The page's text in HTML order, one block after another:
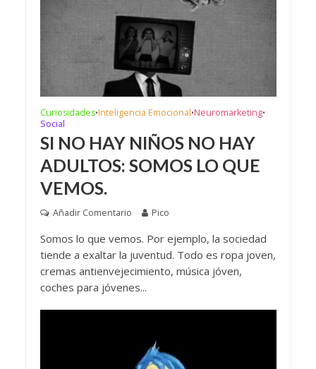
Curiosidades•Inteligencia Emocional•Neuromarketing•
Social
SI NO HAY NIÑOS NO HAY
ADULTOS: SOMOS LO QUE
VEMOS.
Añadir Comentario Pico
Somos lo que vemos. Por ejemplo, la sociedad
tiende a exaltar la juventud. Todo es ropa joven,
cremas antienvejecimiento, música jóven,
coches para jóvenes...